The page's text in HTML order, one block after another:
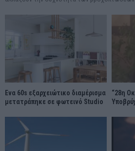
Ένα 60s εξαρχειώτικο διαμέρισμα
μετατράπηκε σε φωτεινό Studio
“28η